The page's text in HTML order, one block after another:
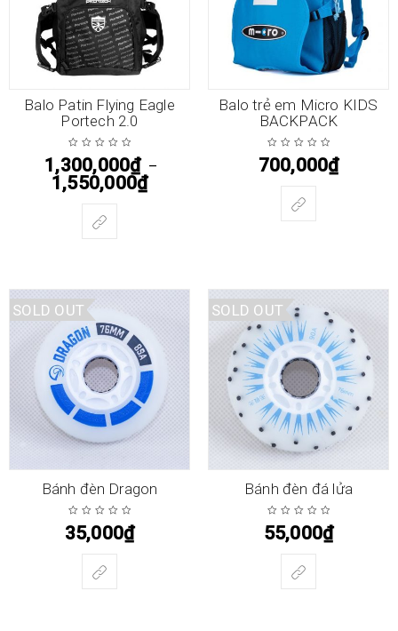
Balo Patin Flying Eagle
Portech 2.0
1,300,000₫ –
1,550,000₫
Balo trẻ em Micro KIDS
BACKPACK
700,000₫
SOLD OUT
Bánh đèn Dragon
35,000₫
SOLD OUT
Bánh đèn đá lửa
55,000₫